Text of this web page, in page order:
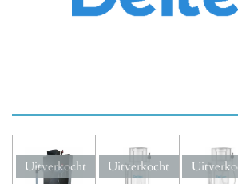
Uitverkocht Uitverkocht